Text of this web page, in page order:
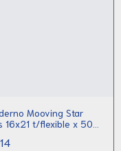
Mooving Star
16x21 t/flexible x 50